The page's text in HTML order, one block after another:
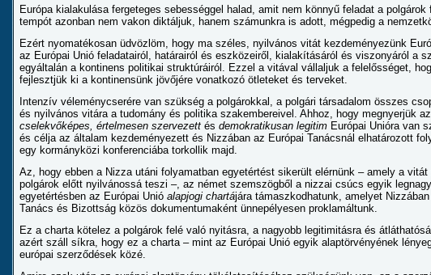
Európa kialakulása fergeteges sebességgel halad, amit nem könnyű feladat a
tempót azonban nem vakon diktáljuk, hanem számunkra is adott, mégpedig a
Ezért nyomatékosan üdvözlöm, hogy ma széles, nyilvános vitát kezdeményezünk
az Európai Unió feladatairól, határairól és eszközeiről, kialakításáról és viszonyáról a
egyáltalán a kontinens politikai struktúráiról. Ezzel a vitával vállaljuk a felelősséget,
fejlesztjük ki a kontinensünk jövőjére vonatkozó ötleteket és terveket.
Intenzív véleménycserére van szükség a polgárokkal, a polgári társadalom összes
és nyilvános vitára a tudomány és politika szakembereivel. Ahhoz, hogy megnyerjük
cselekvőképes, értelmesen szervezett és demokratikusan legitim Európai Unióra van
és célja az általam kezdeményezett és Nizzában az Európai Tanácsnál elhatározott
egy kormányközi konferenciába torkollik majd.
Az, hogy ebben a Nizza utáni folyamatban egyetértést sikerült elérnünk – amely a
polgárok előtt nyilvánossá teszi –, az német szemszögből a nizzai csúcs egyik
egyetértésben az Európai Unió alapjogi chartájára támaszkodhatunk, amelyet
Tanács és Bizottság közös dokumentumaként ünnepélyesen proklamáltunk.
Ez a charta kötelez a polgárok felé való nyitásra, a nagyobb legitimitásra és
azért száll síkra, hogy ez a charta – mint az Európai Unió egyik alaptörvényének
európai szerződések közé.